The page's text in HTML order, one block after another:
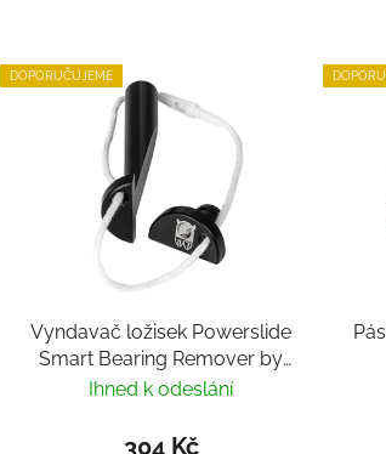
DOPORUČUJEME
Vyndavač ložisek Powerslide
Smart Bearing Remover by
Villy
Ihned k odeslání
304 Kč